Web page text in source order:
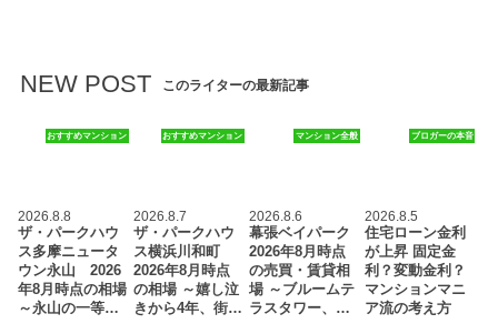
NEW POST このライターの最新記事
おすすめマンション
2026.8.8
ザ・パークハウ
ス多摩ニュータ
ウン永山 2026
年8月時点の相場
～永山の一等…
おすすめマンション
2026.8.7
ザ・パークハウ
ス横浜川和町
2026年8月時点
の相場 ～嬉し泣
きから4年、街…
マンション全般
2026.8.6
幕張ベイパーク
2026年8月時点
の売買・賃貸相
場 ～ブルームテ
ラスタワー、…
ブロガーの本音
2026.8.5
住宅ローン金利
が上昇 固定金
利？変動金利？
マンションマニ
ア流の考え方